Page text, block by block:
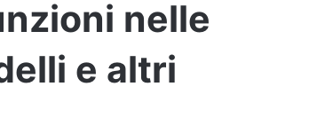
nelle
e altri